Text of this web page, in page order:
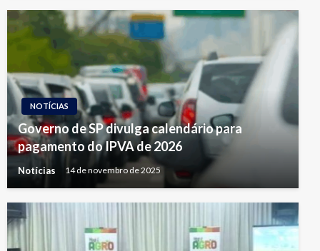
NOTÍCIAS
Governo de SP divulga calendário para
pagamento do IPVA de 2026
Notícias 14 de novembro de 2025